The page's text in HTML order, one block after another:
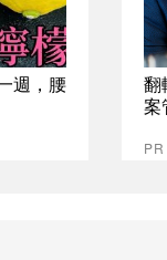
週，腰
翻
案